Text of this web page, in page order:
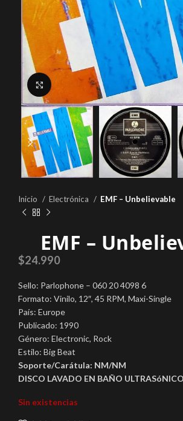
Click to enlarge
Inicio Electrónica EMF – Unbelievable
EMF –
$24.990
Sello: Parlophone – 060 20 4098 6
Formato: Vinilo, 12″, 45 RPM, Maxi-Single
País: Europe
Publicado: 1990
Género: Electronic, Rock
Estilo: Big Beat
Soporte/Carátula: NM/NM
DISCO LAVADO EN BAÑO ULTRASóNICO
Sin existencias